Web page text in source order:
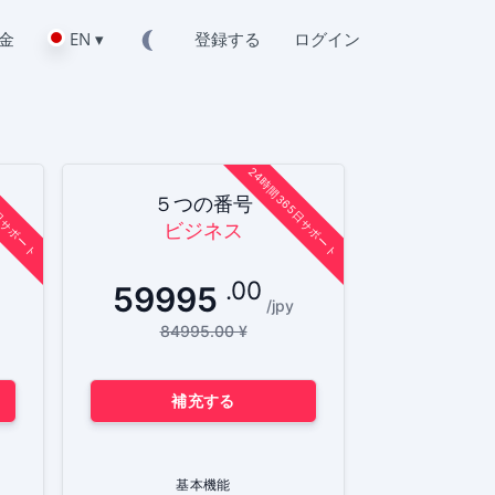
EN ▾ 登録する ログイン
ート 24時間365日サポート
５つの番号
ビジネス
59995 .00
/jpy
84995.00 ¥
補充する
基本機能